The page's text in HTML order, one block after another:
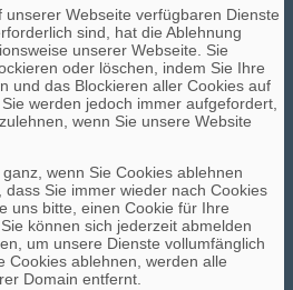
Webseite verfügbaren Dienste
sind, hat die Ablehnung
unserer Webseite. Sie
oder löschen, indem Sie Ihre
und das Blockieren aller Cookies auf
werden jedoch immer aufgefordert,
wenn Sie unsere Website
wenn Sie Cookies ablehnen
Sie immer wieder nach Cookies
uns bitte, einen Cookie für Ihre
können sich jederzeit abmelden
um unsere Dienste vollumfänglich
Cookies ablehnen, werden alle
Domain entfernt.